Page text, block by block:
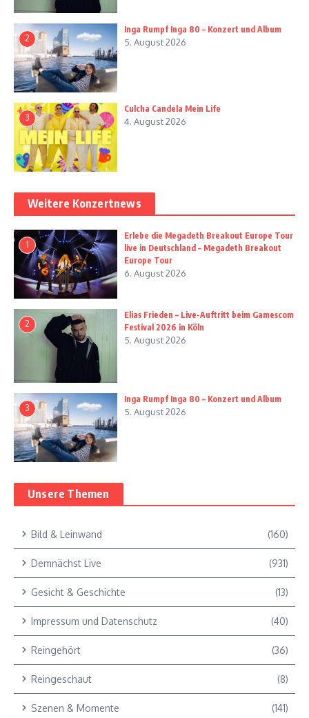
2
Inga Rumpf Inga 80 – Konzert und Album
5. August 2026
3
Culcha Candela Mein Life
4. August 2026
Weitere Konzertnews
1
Erlebe die Megadeth Breakout Europe Tour
live in Deutschland – Megadeth Breakout
Europe Tour
6. August 2026
2
Elias Frieden – Live-Auftritt beim Gamescom
Festival 2026 in Köln
5. August 2026
3
Inga Rumpf Inga 80 – Konzert und Album
5. August 2026
Unsere Themen
Bild & Leinwand (160)
Demnächst Live (931)
Gesicht & Geschichte (13)
Impressum und Datenschutz (40)
Reingehört (36)
Reingeschaut (8)
Szenen & Momente (141)